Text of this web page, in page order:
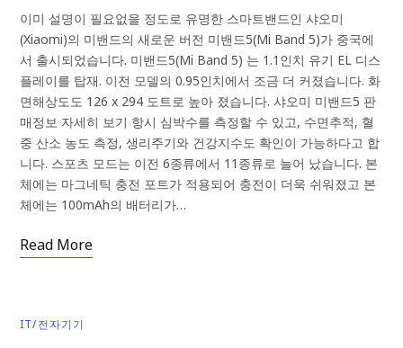
이미 설명이 필요없을 정도로 유명한 스마트밴드인 샤오미
(Xiaomi)의 미밴드의 새로운 버전 미밴드5(Mi Band 5)가 중국에
서 출시되었습니다. 미밴드5(Mi Band 5) 는 1.1인치 유기 EL 디스
플레이를 탑재. 이전 모델의 0.95인치에서 조금 더 커졌습니다. 화
면해상도도 126 x 294 도트로 높아 졌습니다. 샤오미 미밴드5 판
매정보 자세히 보기 항시 심박수를 측정할 수 있고, 수면추적, 혈
중 산소 농도 측정, 생리주기와 건강지수도 확인이 가능하다고 합
니다. 스포츠 모드는 이전 6종류에서 11종류로 늘어 났습니다. 본
체에는 마그네틱 충전 포트가 적용되어 충전이 더욱 쉬워졌고 본
체에는 100mAh의 배터리가…
Read More
IT/전자기기